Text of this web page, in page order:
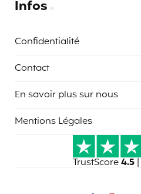
Infos
Confidentialité
Contact
En savoir plus sur nous
Mentions Légales
TrustScore4.5 |